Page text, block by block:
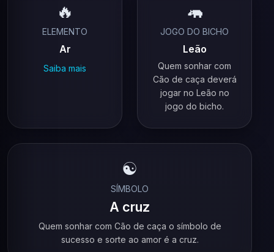
🔥
ELEMENTO
Ar
Saiba mais
🦛
JOGO DO BICHO
Leão
Quem sonhar com
Cão de caça deverá
jogar no Leão no
jogo do bicho.
☯️
SÍMBOLO
A cruz
Quem sonhar com Cão de caça o símbolo de
sucesso e sorte ao amor é a cruz.